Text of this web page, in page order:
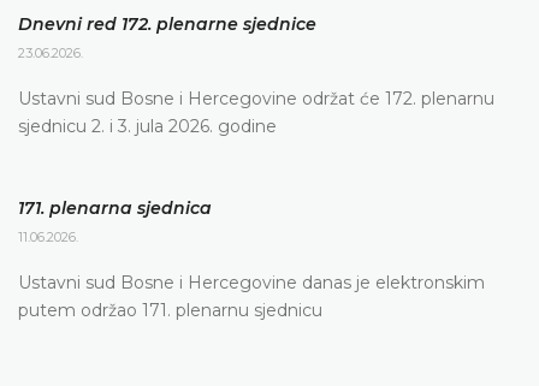
Dnevni red 172. plenarne sjednice
23.06.2026.
Ustavni sud Bosne i Hercegovine održat će 172. plenarnu
sjednicu 2. i 3. jula 2026. godine
171. plenarna sjednica
11.06.2026.
Ustavni sud Bosne i Hercegovine danas je elektronskim
putem održao 171. plenarnu sjednicu